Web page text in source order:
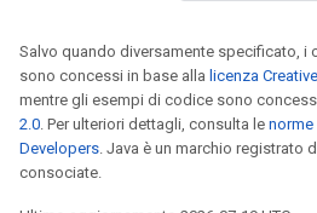
Salvo quando diversamente specificato, i
sono concessi in base alla licenza
mentre gli esempi di codice sono
2.0. Per ulteriori dettagli, consulta le
Developers. Java è un marchio registrato
consociate.